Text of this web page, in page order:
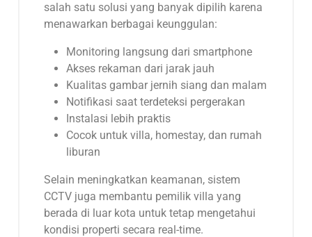
salah satu solusi yang banyak dipilih karena
menawarkan berbagai keunggulan:
Monitoring langsung dari smartphone
Akses rekaman dari jarak jauh
Kualitas gambar jernih siang dan malam
Notifikasi saat terdeteksi pergerakan
Instalasi lebih praktis
Cocok untuk villa, homestay, dan rumah
liburan
Selain meningkatkan keamanan, sistem
CCTV juga membantu pemilik villa yang
berada di luar kota untuk tetap mengetahui
kondisi properti secara real-time.